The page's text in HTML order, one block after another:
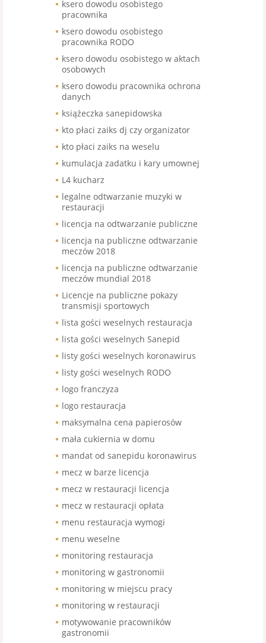
ksero dowodu osobistego
pracownika
ksero dowodu osobistego
pracownika RODO
ksero dowodu osobistego w aktach
osobowych
ksero dowodu pracownika ochrona
danych
książeczka sanepidowska
kto płaci zaiks dj czy organizator
kto płaci zaiks na weselu
kumulacja zadatku i kary umownej
L4 kucharz
legalne odtwarzanie muzyki w
restauracji
licencja na odtwarzanie publiczne
licencja na publiczne odtwarzanie
meczów 2018
licencja na publiczne odtwarzanie
meczów mundial 2018
Licencje na publiczne pokazy
transmisji sportowych
lista gości weselnych restauracja
lista gości weselnych Sanepid
listy gości weselnych koronawirus
listy gości weselnych RODO
logo franczyza
logo restauracja
maksymalna cena papierosów
mała cukiernia w domu
mandat od sanepidu koronawirus
mecz w barze licencja
mecz w restauracji licencja
mecz w restauracji opłata
menu restauracja wymogi
menu weselne
monitoring restauracja
monitoring w gastronomii
monitoring w miejscu pracy
monitoring w restauracji
motywowanie pracowników
gastronomii